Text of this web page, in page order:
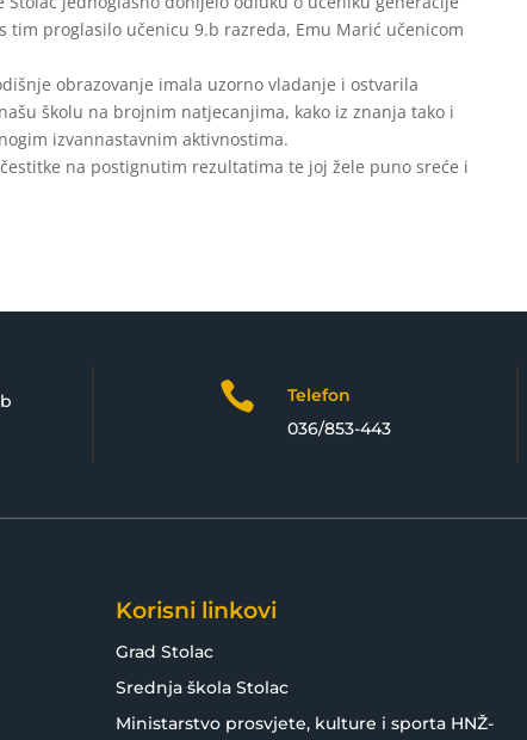
tim proglasilo učenicu 9.b razreda, Emu Marić učenicom
obrazovanje imala uzorno vladanje i ostvarila
školu na brojnim natjecanjima, kako iz znanja tako i
izvannastavnim aktivnostima.
na postignutim rezultatima te joj žele puno sreće i

Telefon
036/853-443
Korisni linkovi
Grad Stolac
Srednja škola Stolac
Ministarstvo prosvjete, kulture i sporta HNŽ-